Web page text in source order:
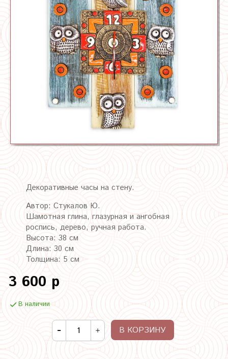
Декоративные часы на стену.
Автор: Стукалов Ю.
Шамотная глина, глазурнаяи ангобная
роспись, дерево, ручная работа.
Высота: 38 см
Длина: 30 см
Толщина: 5 см
3 600 р
В наличии
В КОРЗИНУ